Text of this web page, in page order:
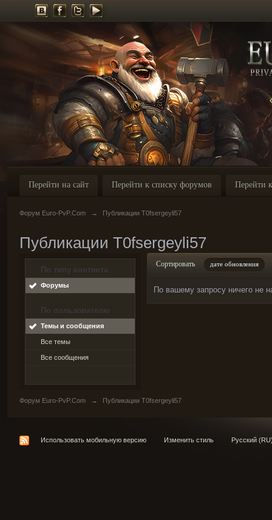
Перейти на сайт Перейти к списку форумов Перейти
Форум Euro-PvP.Com → Публикации T0fsergeyli57
Публикации T0fsergeyli57
По типу контента
Форумы
По пользователю
Темы и сообщения
Все темы
Все сообщения
Сортировать дате обновления
По вашему запросу ничего не
Форум Euro-PvP.Com → Публикации T0fsergeyli57
Использовать мобильную версию Изменить стиль Русский